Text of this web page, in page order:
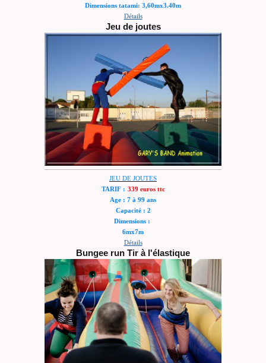
Dimensions tatami: 3,60mx3.40m
Détails
Jeu de joutes
JEU DE JOUTES
TARIF : 339 euros ttc
Age : 7 à 99 ans
Capacité : 2
Dimensions :
6mx7m
Détails
Bungee run Tir à l'élastique